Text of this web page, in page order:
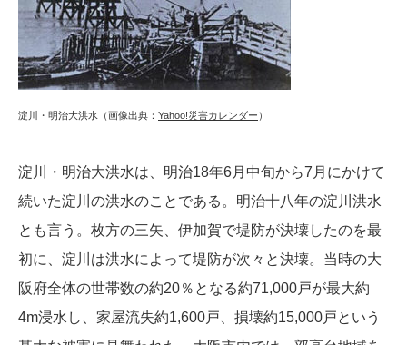
淀川・明治大洪水（画像出典： Yahoo!災害カレンダー ）
淀川・明治大洪水は、明治18年6月中旬から7月にかけて
続いた淀川の洪水のことである。明治十八年の淀川洪水
とも言う。枚方の三矢、伊加賀で堤防が決壊したのを最
初に、淀川は洪水によって堤防が次々と決壊。当時の大
阪府全体の世帯数の約20％となる約71,000戸が最大約
4m浸水し、家屋流失約1,600戸、損壊約15,000戸という